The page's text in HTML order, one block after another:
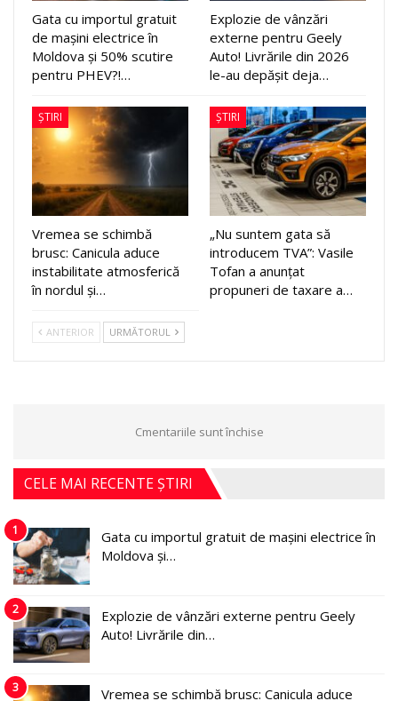
Gata cu importul gratuit
de mașini electrice în
Moldova și 50% scutire
pentru PHEV?!…
Explozie de vânzări
externe pentru Geely
Auto! Livrările din 2026
le-au depășit deja…
ȘTIRI
Vremea se schimbă
brusc: Canicula aduce
instabilitate atmosferică
în nordul și…
ȘTIRI
„Nu suntem gata să
introducem TVA”: Vasile
Tofan a anunțat
propuneri de taxare a…
ANTERIOR URMĂTORUL
Cmentariile sunt închise
CELE MAI RECENTE ȘTIRI
1
Gata cu importul gratuit de mașini electrice în
Moldova și…
2
Explozie de vânzări externe pentru Geely
Auto! Livrările din…
3 Vremea se schimbă brusc: Canicula aduce